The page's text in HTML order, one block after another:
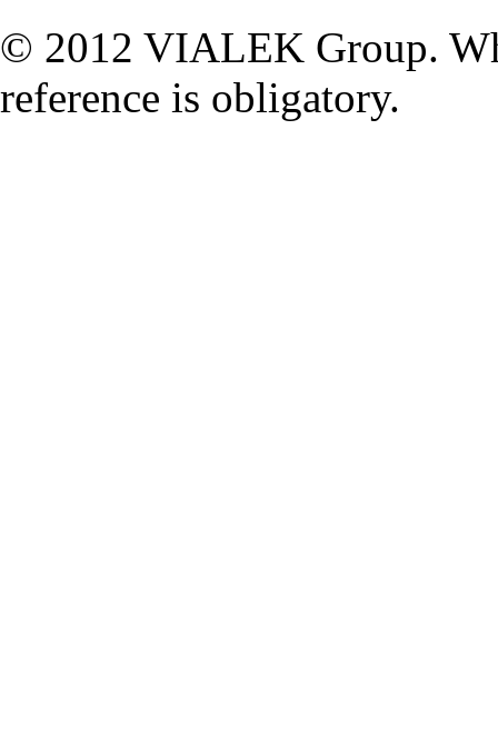
© 2012 VIALEK Group.
reference is obligatory.